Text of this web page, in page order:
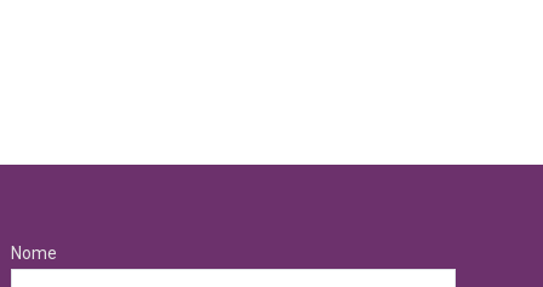
Nome